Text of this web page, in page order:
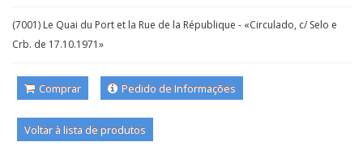
(7001) Le Quai du Port et la Rue de la République - «Circulado, c/ Selo e
Crb. de 17.10.1971»
Comprar Pedido de Informações
Voltar à lista de produtos